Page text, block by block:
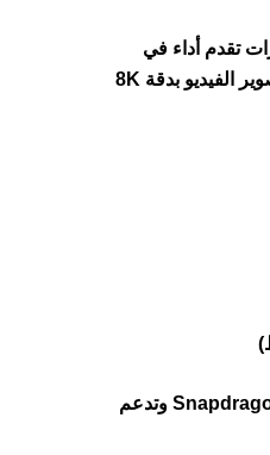
و 50 ميجابكسل، الكاميرات تقدم أداء في
التصوير يعتبر ممتاز، مع دعم إمكانيات جيدة مثل التقريب البصري حتى 3x وتقنية التثبيت البصري OIS وتصوير الفيديو بدقة 8K
الهاتف يأتي مزود سماعات ستيريو، السماعات تعمل بنظام صوت من Snapdragon وتدعم